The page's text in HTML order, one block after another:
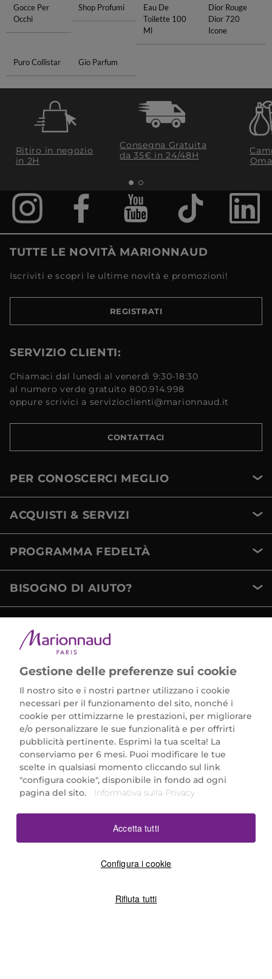
Gocce Per
Occhi
Shop Profumi
Eau De
Toilette 100
Ml
Dior Rouge
Dior 720
Icone
Puro Collistar Gio Parfum
Ritiro in negozio
in 2H
Consegna Gratuita
da 35€​ in 24/48H
TUTTE LE NOVITÀ MARIONNAUD
Iscriviti e scopri le ultime novità e promozioni!
REGISTRATI
SERVIZIO CLIENTI:
Chiamaci dal lunedì al venerdì 9:30-18:30
al numero verde gratuito 800.914.998
oppure scrivici a servizioclienti@marionnaud.it
CONTATTACI
PER CONOSCERCI MEGLIO
ACQUISTI & SERVIZI
PROGRAMMA FEDELTÀ
BISOGNO DI AIUTO?
Marionnaud Parfumeries Italia S.r.l.
Largo Fiera Milano 5, 20017 Rho (MI)
REA Milano 1650024 con P.IVA 13425220152.
SCARICA LA NOSTRA APP
Gestione delle preferenze sui cookie
Il nostro sito e i nostri partner utilizzano i cookie
necessari per il funzionamento del sito, nonché i
cookie per ottimizzarne le prestazioni, per migliorare
e/o personalizzare le sue funzionalità e per offrirti
pubblicità pertinente. Esprimi la tua scelta! La
conserviamo per 6 mesi. Puoi modificare le tue
scelte in qualsiasi momento cliccando sul link
"configura cookie", disponibile in fondo ad ogni
pagina del sito.
Informativa sulla Privacy
Configura i cookie
Rifiuta tutti
Accetta tutti